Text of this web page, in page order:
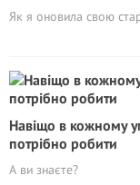
Як я оновила свою
Навіщо в кожному
потрібно робити
А ви знаєте?